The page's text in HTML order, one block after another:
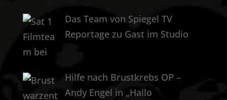
Das Team von Spiegel TV
Reportage zu Gast im Studio
Hilfe nach Brustkrebs OP –
Andy Engel in „Hallo